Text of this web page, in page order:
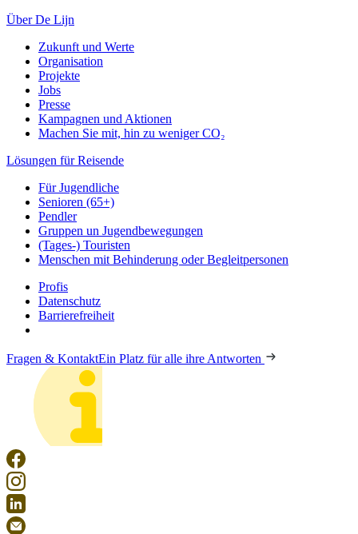
Über De Lijn
Zukunft und Werte
Organisation
Projekte
Jobs
Presse
Kampagnen und Aktionen
Machen Sie mit, hin zu weniger CO₂
Lösungen für Reisende
Für Jugendliche
Senioren (65+)
Pendler
Gruppen un Jugendbewegungen
(Tages-) Touristen
Menschen mit Behinderung oder Begleitpersonen
Profis
Datenschutz
Barrierefreiheit
Fragen & KontaktEin Platz für alle ihre Antworten